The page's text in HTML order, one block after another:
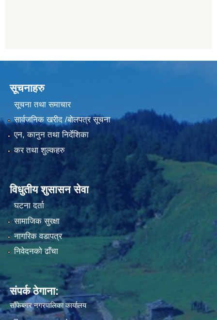
सूचनाहरु
सूचना तथा समाचार
सार्वजनिक खरीद /बोलपत्र सूचना
एन, कानुन तथा निर्देशिका
कर तथा शुल्कहरु
विधुतीय शुसासन सेवा
घटना दर्ता
सामाजिक सुरक्षा
नागरिक वडापत्र
निवेदनको ढाँचा
संपर्क ठेगाना:
साँफेबगर नगरपालिका कार्यालय